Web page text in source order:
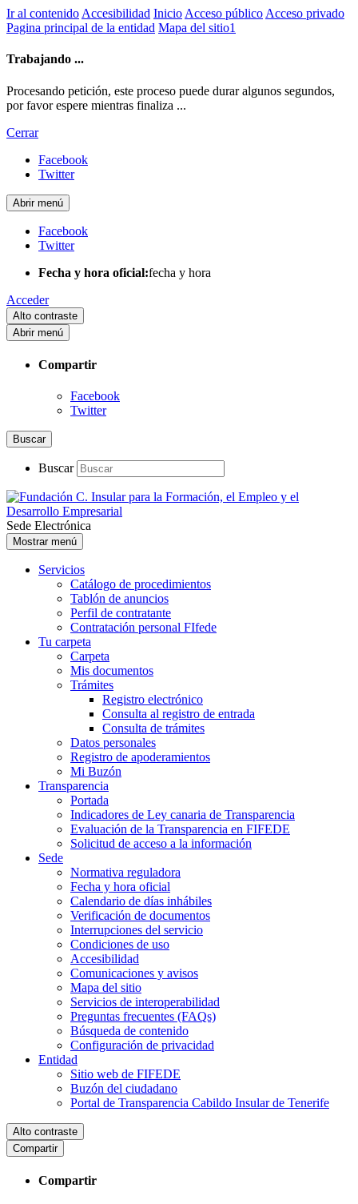
Ir al contenido Accesibilidad Inicio Acceso público Acceso privado
Pagina principal de la entidad Mapa del sitio1
Trabajando ...
Procesando petición, este proceso puede durar algunos segundos,
por favor espere mientras finaliza ...
Cerrar
Facebook
Twitter
Abrir menú
Facebook
Twitter
Fecha y hora oficial:fecha y hora
Acceder
Alto contraste
Abrir menú
Compartir
Facebook
Twitter
Buscar
Buscar
Sede Electrónica
Mostrar menú
Servicios
Catálogo de procedimientos
Tablón de anuncios
Perfil de contratante
Contratación personal FIfede
Tu carpeta
Carpeta
Mis documentos
Trámites
Registro electrónico
Consulta al registro de entrada
Consulta de trámites
Datos personales
Registro de apoderamientos
Mi Buzón
Transparencia
Portada
Indicadores de Ley canaria de Transparencia
Evaluación de la Transparencia en FIFEDE
Solicitud de acceso a la información
Sede
Normativa reguladora
Fecha y hora oficial
Calendario de días inhábiles
Verificación de documentos
Interrupciones del servicio
Condiciones de uso
Accesibilidad
Comunicaciones y avisos
Mapa del sitio
Servicios de interoperabilidad
Preguntas frecuentes (FAQs)
Búsqueda de contenido
Configuración de privacidad
Entidad
Sitio web de FIFEDE
Buzón del ciudadano
Portal de Transparencia Cabildo Insular de Tenerife
Alto contraste
Compartir
Compartir